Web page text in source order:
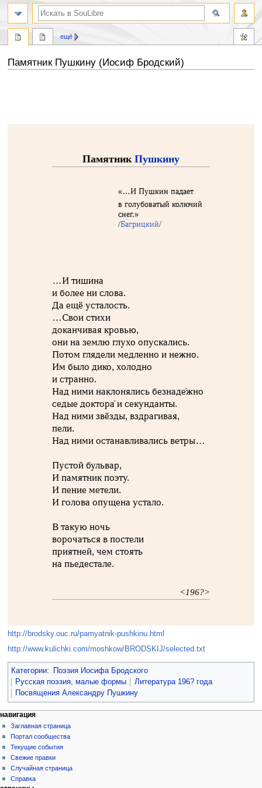
Памятник Пушкину (Иосиф Бродский)
Памятник Пушкину
«…И Пушкин падает
в голубоватый колючий
снег.»
/Багрицкий/
…И тишина
и более ни слова.
Да ещё усталость.
…Свои стихи
доканчивая кровью,
они на землю глухо опускались.
Потом глядели медленно и нежно.
Им было дико, холодно
и странно.
Над ними наклонялись безнаде́жно
седые доктора́ и секунданты.
Над ними звёзды, вздрагивая,
пели.
Над ними останавливались ветры…
Пустой бульвар,
И памятник поэту.
И пение метели.
И голова опущена устало.
В такую ночь
ворочаться в постели
приятней, чем стоять
на пьедестале.
<196?>
http://brodsky.ouc.ru/pamyatnik-pushkinu.html
http://www.kulichki.com/moshkow/BRODSKIJ/selected.txt
Категории:
Поэзия Иосифа Бродского
Русская поэзия, малые формы
Литература 196? года
Посвящения Александру Пушкину
ещё
навигация
Заглавная страница
Портал сообщества
Текущие события
Свежие правки
Случайная страница
Справка